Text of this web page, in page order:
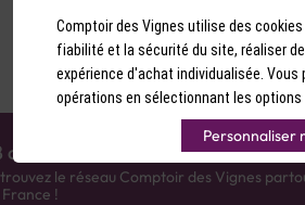
caves en France
le réseau Comptoir des Vignes
!
Comptoir des Vignes utilise des
fiabilité et la sécurité du site, réaliser
expérience d'achat individualisée.
opérations en sélectionnant les options
Personnaliser